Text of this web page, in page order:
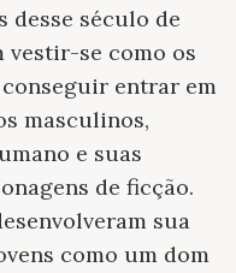
desse século de
vestir-se como os
entrar em
masculinos,
e suas
de ficção.
sua
como um dom